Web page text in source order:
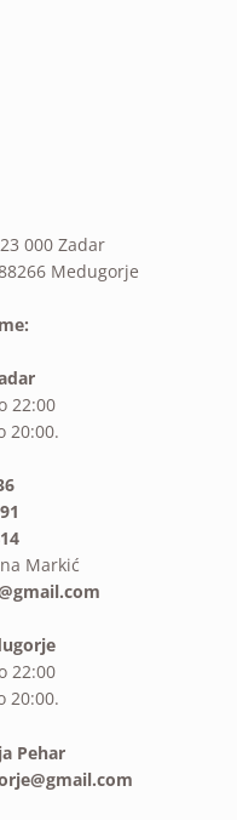
000 Zadar
Medugorje
22:00
20:00.
Markić
22:00
20:00.
Pehar